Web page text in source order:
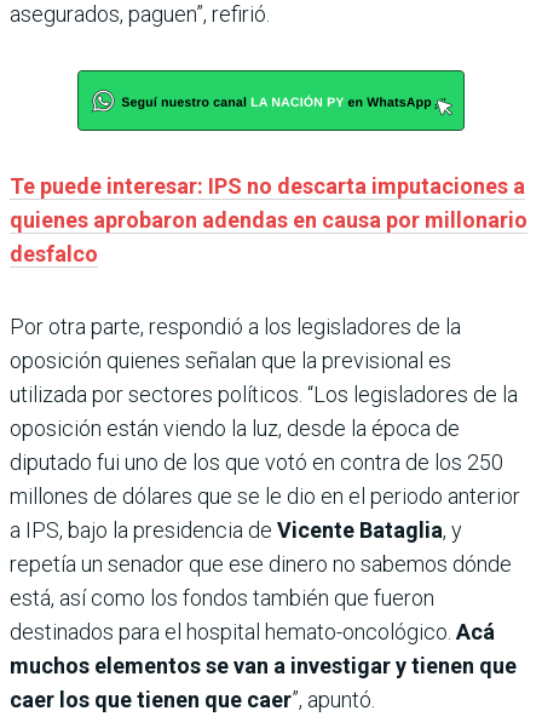
asegurados, paguen”, refirió.
Te puede interesar: IPS no descarta imputaciones a
quienes aprobaron adendas en causa por millonario
desfalco
Por otra parte, respondió a los legisladores de la
oposición quienes señalan que la previsional es
utilizada por sectores políticos. “Los legisladores de la
oposición están viendo la luz, desde la época de
diputado fui uno de los que votó en contra de los 250
millones de dólares que se le dio en el periodo anterior
a IPS, bajo la presidencia de Vicente Bataglia, y
repetía un senador que ese dinero no sabemos dónde
está, así como los fondos también que fueron
destinados para el hospital hemato-oncológico. Acá
muchos elementos se van a investigar y tienen que
caer los que tienen que caer”, apuntó.